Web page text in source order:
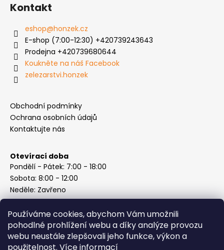
Používáme cookies, abychom Vám umožnili
pohodlné prohlížení webu a díky analýze provozu
webu neustále zlepšovali jeho funkce, výkon a
použitelnost. Více informací
Kontakt
eshop@honzek.cz
E-shop (7:00-12:30) +420739243643
Prodejna +420739680644
Koukněte na náš Facebook
zelezarstvi.honzek
Obchodní podmínky
Ochrana osobních údajů
Kontaktujte nás
Otevírací doba
Pondělí - Pátek: 7:00 - 18:00
Sobota: 8:00 - 12:00
Neděle: Zavřeno
Instagram